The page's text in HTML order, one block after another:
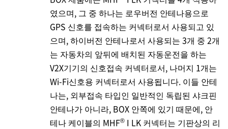
였으며, 그 중 하나는 로우버전 안테나용으로
GPS 신호를 접속하는 커넥터로서 사용되고 있
으며, 하이버전 안테나로서 사용되는 3개 중 2개
는 자동차의 앞뒤에 배치된 자동운전을 하는
V2X기기의 신호접속 커넥터로서, 나머지 1개는
Wi-Fi신호용 커넥터로서 사용됩니다. 이들 안테
나는, 외부접속 타입인 일반적인 독립된 샤크핀
안테나가 아니라, BOX 안쪽에 있기 때문에, 안
테나 케이블의 MHF® I LK 커넥터는 기판상의 리